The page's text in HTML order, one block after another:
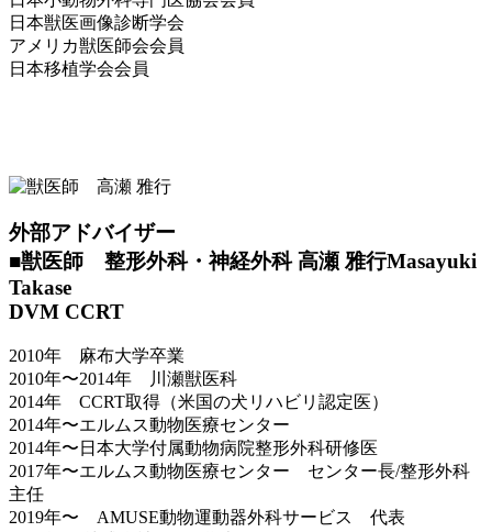
日本獣医画像診断学会
アメリカ獣医師会会員
日本移植学会会員
外部アドバイザー
■獣医師 整形外科・神経外科 高瀬 雅行Masayuki
Takase
DVM CCRT
2010年 麻布大学卒業
2010年〜2014年 川瀬獣医科
2014年 CCRT取得（米国の犬リハビリ認定医）
2014年〜エルムス動物医療センター
2014年〜日本大学付属動物病院整形外科研修医
2017年〜エルムス動物医療センター センター長/整形外科
主任
2019年〜 AMUSE動物運動器外科サービス 代表